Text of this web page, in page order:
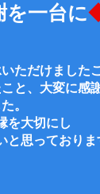
を一台に
ただけました
と、大変に感
。
を大切にし
思っておりま